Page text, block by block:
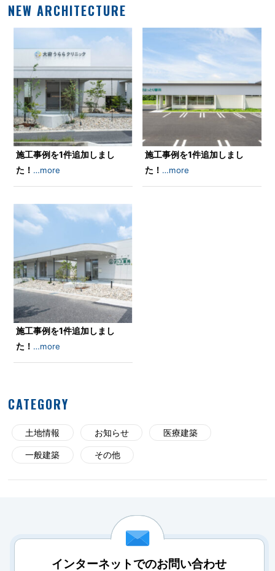
NEW ARCHITECTURE
施工事例を1件追加しまし
た！ …more
施工事例を1件追加しまし
た！ …more
施工事例を1件追加しまし
た！ …more
CATEGORY
土地情報 お知らせ 医療建築
一般建築 その他
インターネットでのお問い合わせ